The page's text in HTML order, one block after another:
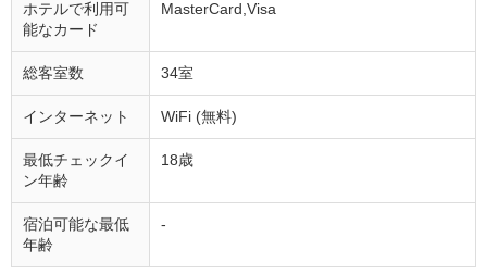
ホテルで利用可
能なカード
MasterCard,Visa
総客室数 34室
インターネット WiFi (無料)
最低チェックイ
ン年齢
18歳
宿泊可能な最低
年齢
-